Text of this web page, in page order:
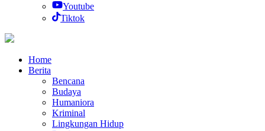
Youtube
Tiktok
Home
Berita
Bencana
Budaya
Humaniora
Kriminal
Lingkungan Hidup